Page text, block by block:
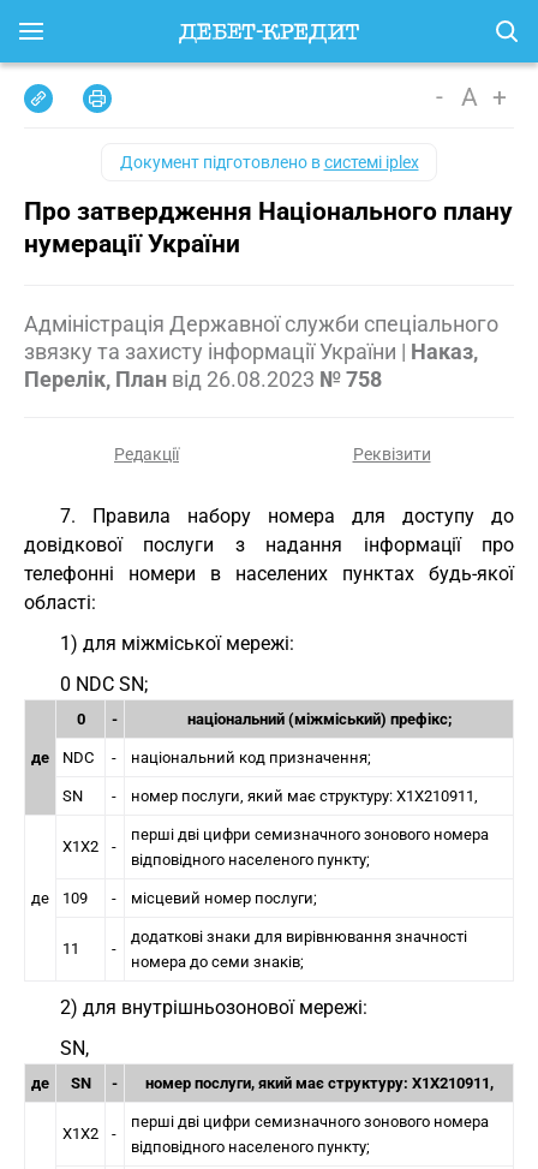
- A +
Документ підготовлено всистемі iplex
Про затвердження Національного плану
нумерації України
Адміністрація Державної служби спеціального
звязку та захисту інформації України | Наказ,
Перелік, План від 26.08.2023 № 758
Редакції Реквізити
7. Правила набору номера для доступу до
довідкової послуги з надання інформації про
телефонні номери в населених пунктах будь-якої
області:
1) для міжміської мережі:
0 NDC SN;
де
0 - національний (міжміський) префікс;
NDC - національний код призначення;
SN - номер послуги, який має структуру: X1X210911,
де
X1X2 -
перші дві цифри семизначного зонового номера
відповідного населеного пункту;
109 - місцевий номер послуги;
11 -
додаткові знаки для вирівнювання значності
номера до семи знаків;
2) для внутрішньозонової мережі:
SN,
де SN - номер послуги, який має структуру: X1X210911,
X1X2 -
перші дві цифри семизначного зонового номера
відповідного населеного пункту;